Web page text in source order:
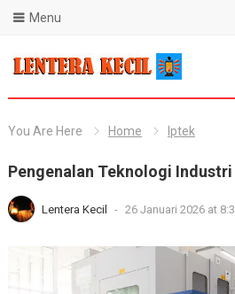
Blog Lentera Kecil
Menu
You Are Here Home Iptek
Pengenalan Teknologi
Lentera Kecil - 26 Januari 2026 at